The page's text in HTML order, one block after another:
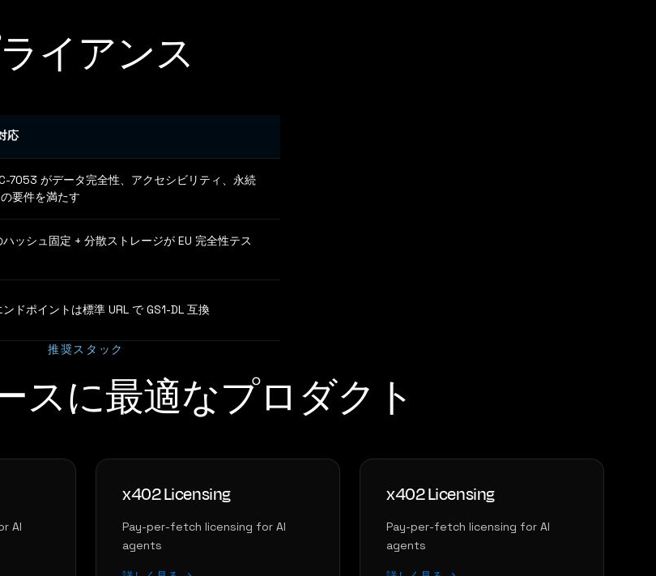
イアンス
応
7053 がデータ完全性、アクセシビリティ、永続
要件を満たす
ッシュ固定 + 分散ストレージが EU 完全性テス
ドポイントは標準 URL で GS1-DL 互換
推奨スタック
スに最適なプロダクト
AI
x402 Licensing
Pay-per-fetch licensing for AI
agents
x402 Licensing
Pay-per-fetch licensing for AI
agents